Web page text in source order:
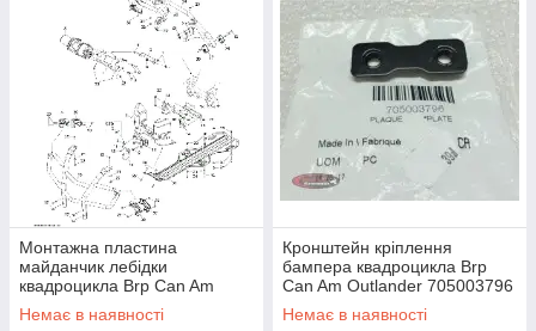
Монтажна пластина
майданчик лебідки
квадроцикла Brp Can Am
Outlander 705004278
Немає в наявності
Кронштейн кріплення
бампера квадроцикла Brp
Can Am Outlander 705003796
Немає в наявності